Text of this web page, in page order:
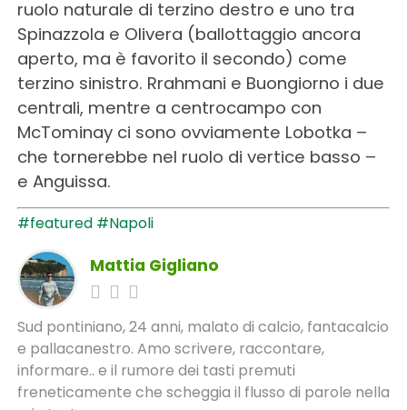
ruolo naturale di terzino destro e uno tra
Spinazzola e Olivera (ballottaggio ancora
aperto, ma è favorito il secondo) come
terzino sinistro. Rrahmani e Buongiorno i due
centrali, mentre a centrocampo con
McTominay ci sono ovviamente Lobotka –
che tornerebbe nel ruolo di vertice basso –
e Anguissa.
#featured #Napoli
Mattia Gigliano
Sud pontiniano, 24 anni, malato di calcio, fantacalcio
e pallacanestro. Amo scrivere, raccontare,
informare.. e il rumore dei tasti premuti
freneticamente che scheggia il flusso di parole nella